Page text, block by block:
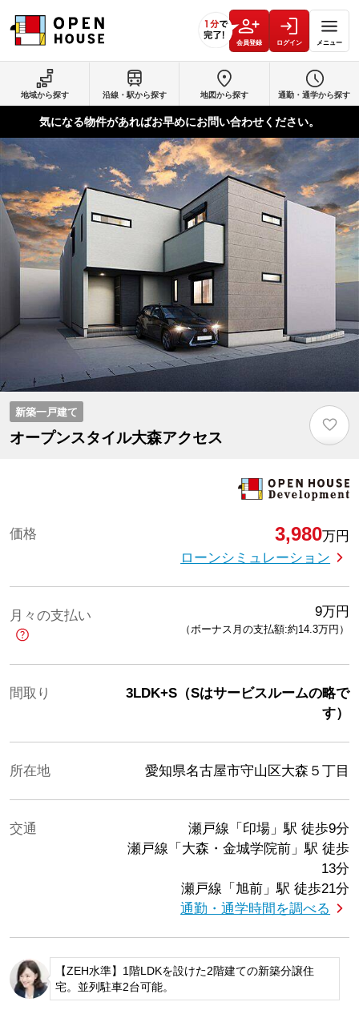
会員登録 ログイン メニュー
地域から探す 沿線・駅から探す 地図から探す 通勤・通学から探す
気になる物件があればお早めにお問い合わせください。
新築一戸建て
オープンスタイル大森アクセス
♡
価格 3,980万円
ローンシミュレーション
月々の支払い 9万円
（ボーナス月の支払額:約14.3万円 ）
間取り
3LDK+S（Sはサービスルームの略で
す）
所在地 愛知県名古屋市守山区大森５丁目
交通 瀬戸線「印場」駅 徒歩9分
瀬戸線「大森・金城学院前」駅 徒歩
13分
瀬戸線「旭前」駅 徒歩21分
通勤・通学時間を調べる
【ZEH水準】1階LDKを設けた2階建ての新築分譲住
宅。並列駐車2台可能。